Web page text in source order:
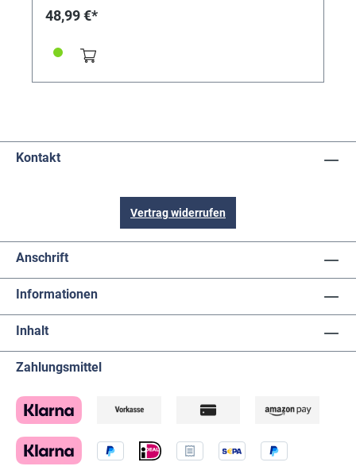
48,99 €*
Kontakt
Vertrag widerrufen
Anschrift
Informationen
Inhalt
Zahlungsmittel